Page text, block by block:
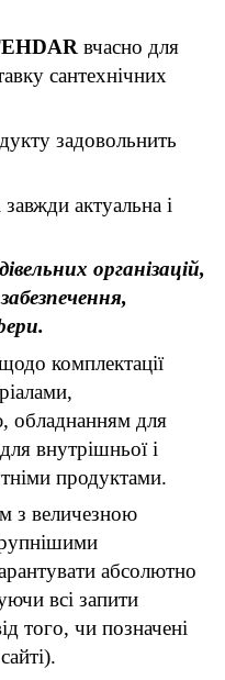
вчасно для
сантехнічних
задовольнить
актуальна і
організацій,
комплектації
обладнанням для
внутрішньої і
продуктами.
з величезною
абсолютно
всі запити
того, чи позначені